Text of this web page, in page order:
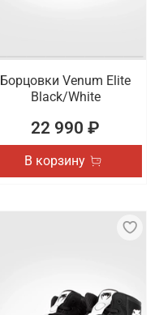
Борцовки Venum Elite
Black/White
22 990 ₽
В корзину